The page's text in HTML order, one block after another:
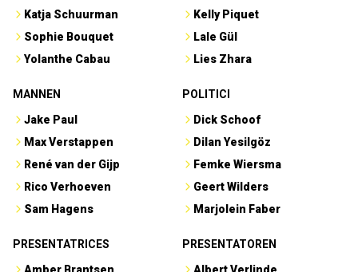
Katja Schuurman
Sophie Bouquet
Yolanthe Cabau
Kelly Piquet
Lale Gül
Lies Zhara
MANNEN
Jake Paul
Max Verstappen
René van der Gijp
Rico Verhoeven
Sam Hagens
POLITICI
Dick Schoof
Dilan Yesilgöz
Femke Wiersma
Geert Wilders
Marjolein Faber
PRESENTATRICES
PRESENTATOREN